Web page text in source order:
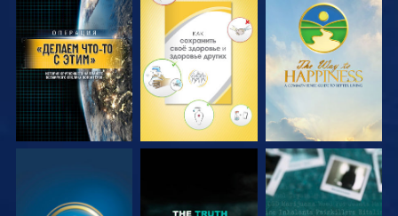
СМОТРЕТЬ СМОТРЕТЬ СМОТРЕТЬ
СМОТРЕТЬ СМОТРЕТЬ СМОТРЕТЬ